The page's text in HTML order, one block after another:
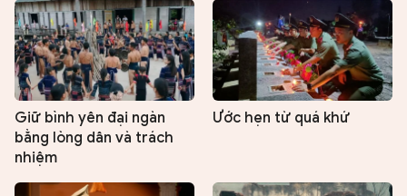
Giữ bình yên đại ngàn
bằng lòng dân và trách
nhiệm
Ước hẹn từ quá khứ